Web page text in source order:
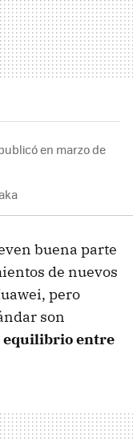
en marzo de
buena parte
de nuevos
pero
son
equilibrio entre